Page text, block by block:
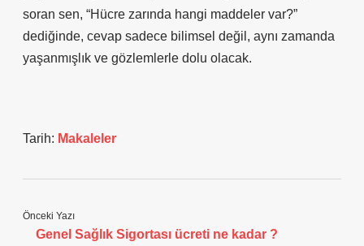
soran sen, “Hücre zarında hangi maddeler var?”
dediğinde, cevap sadece bilimsel değil, aynı zamanda
yaşanmışlık ve gözlemlerle dolu olacak.
Tarih: Makaleler
Önceki Yazı
Genel Sağlık Sigortası ücreti ne kadar ?